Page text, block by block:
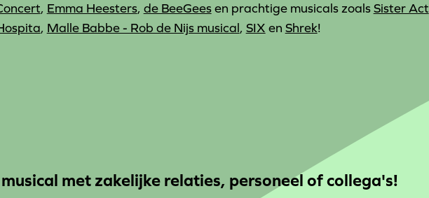
, Emma Heesters, de BeeGeesen prachtige musicals zoalsSister Act
, Malle Babbe - Rob de Nijs musical, SIX en Shrek!
met zakelijke relaties, personeel of collega's!